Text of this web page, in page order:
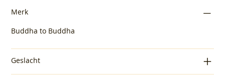
Merk
Buddha to Buddha
Geslacht